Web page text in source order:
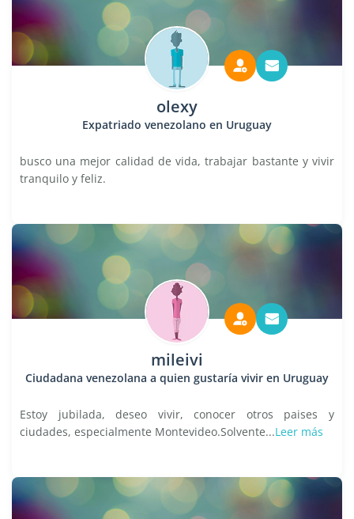
olexy
Expatriado venezolano en Uruguay
busco una mejor calidad de vida, trabajar bastante y vivir
tranquilo y feliz.
mileivi
Ciudadana venezolana a quien gustaría vivir en Uruguay
Estoy jubilada, deseo vivir, conocer otros paises y
ciudades, especialmente Montevideo.Solvente...Leer más